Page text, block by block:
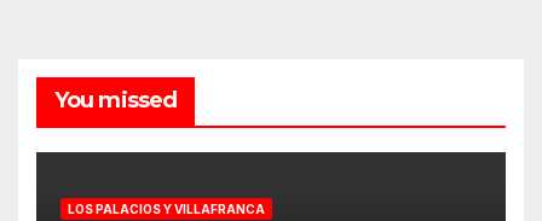
You missed
LOS PALACIOS Y VILLAFRANCA